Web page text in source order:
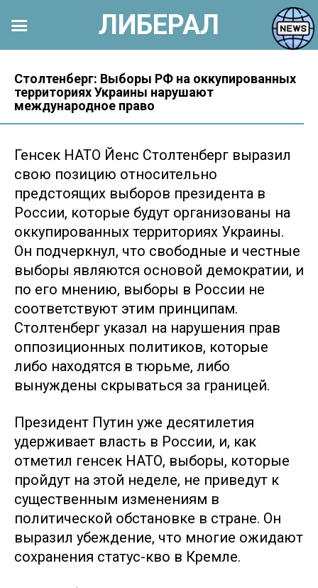
контенту
Столтенберг: Выборы РФ на оккупированных
территориях Украины нарушают
международное право
Генсек НАТО Йенс Столтенберг выразил
свою позицию относительно
предстоящих выборов президента в
России, которые будут организованы на
оккупированных территориях Украины.
Он подчеркнул, что свободные и честные
выборы являются основой демократии, и
по его мнению, выборы в России не
соответствуют этим принципам.
Столтенберг указал на нарушения прав
оппозиционных политиков, которые
либо находятся в тюрьме, либо
вынуждены скрываться за границей.
Президент Путин уже десятилетия
удерживает власть в России, и, как
отметил генсек НАТО, выборы, которые
пройдут на этой неделе, не приведут к
существенным изменениям в
политической обстановке в стране. Он
выразил убеждение, что многие ожидают
сохранения статус-кво в Кремле.
ЛИБЕРАЛ